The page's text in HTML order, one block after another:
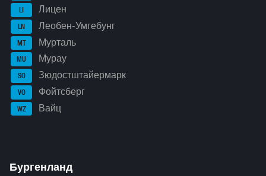
LI Лицен
LN Леобен-Умгебунг
MT Мурталь
MU Мурау
SO Зюдостштайермарк
VO Фойтсберг
WZ Вайц
Бургенланд